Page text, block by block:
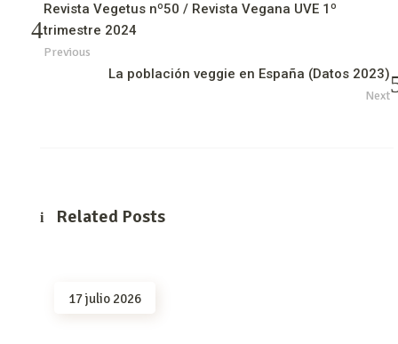
Revista Vegetus nº50 / Revista Vegana UVE 1º
trimestre 2024
Previous
La población veggie en España (Datos 2023)
Next
Related Posts
17 julio 2026